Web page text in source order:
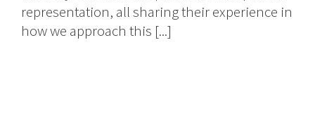
representation, all sharing their experience in
how we approach this [...]